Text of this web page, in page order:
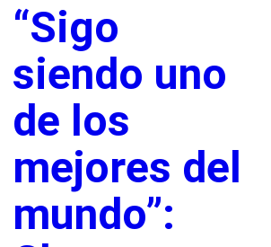
“Sigo
siendo uno
de los
mejores del
mundo”: